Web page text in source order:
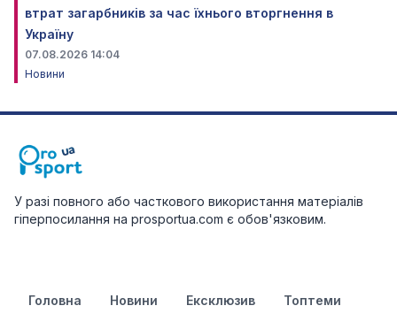
втрат загарбників за час їхнього вторгнення в
Україну
07.08.2026 14:04
Новини
У разі повного або часткового використання матеріалів
гіперпосилання на prosportua.com є обов'язковим.
Головна Новини Ексклюзив Топтеми